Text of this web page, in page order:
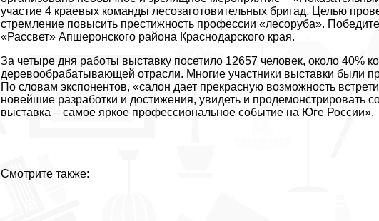
участие 4 краевых команды лесозаготовительных бригад. Целью
стремление повысить престижность профессии «лесоруба».
«Рассвет» Апшеронского района Краснодарского края.
За четыре дня работы выставку посетило 12657 человек, около 40%
деревообрабатывающей отрасли. Многие участники выставки были
По словам экспонентов, «салон дает прекрасную возможность
новейшие разработки и достижения, увидеть и продемонстрировать
выставка – самое яркое профессиональное событие на Юге России».
Смотрите также: